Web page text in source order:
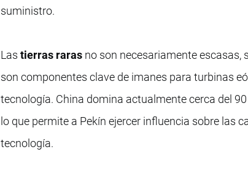
suministro.
Lastierras raras no son necesariamente escasas,
son componentes clave de imanes para turbinas
tecnología. China domina actualmente cerca del
lo que permite a Pekín ejercer influencia sobre las
tecnología.